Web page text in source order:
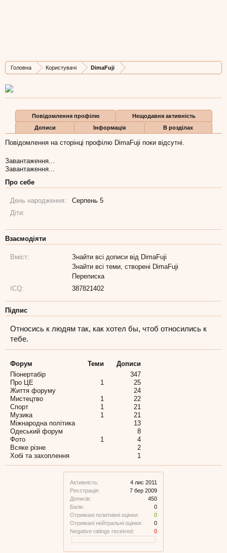
Головна Користувачі DimaFuji
Активність:
4 лис 2011
Реєстрація:
7 бер 2009
Дописів:
450
Бали:
0
Отримані позитивні оцінки:
0
Отримані нейтральні оцінки:
0
Negative ratings received:
0
Дописів
450
Карма
0
Бали
0
Повідомлення профілю
Нещодавня активність
Дописи
Інформація В розділах
Повідомлення на сторінці профілю DimaFuji поки відсутні.
Завантаження...
Завантаження...
Про себе
День народження:
Серпень 5
Діти:
Взаємодіяти
Вміст:
Знайти всі дописи від DimaFuji
Знайти всі теми, створені DimaFuji
Переписка
ICQ:
387821402
Підпис
Относись к людям так, как хотел бы, чтоб относились к
тебе.
Форум Теми
Дописи
Піонертабір
347
Про ЦЕ
1
25
Життя форуму
24
Мистецтво
1
22
Спорт
1
21
Музика
1
21
Міжнародна політика
13
Одеський форум
8
Фото
1
4
Всяке різне
2
Хобі та захоплення
1